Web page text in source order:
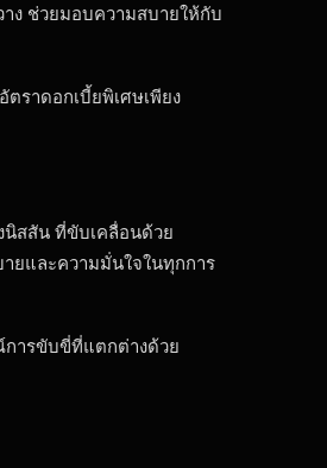
ง ช่วยมอบความสบายให้กับ
ราดอกเบี้ยพิเศษเพียง
นิสสัน ที่ขับเคลื่อนด้วย
ยและความมั่นใจในทุกการ
การขับขี่ที่แตกต่างด้วย